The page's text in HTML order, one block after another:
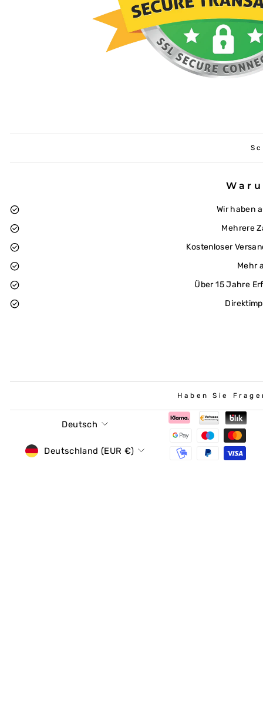
Wir haben
Mehrere
Kostenloser
Mehr
Über 15 Jahre
Haben Sie
Sprache
Deutsch
Währung
Deutschland (EUR €)